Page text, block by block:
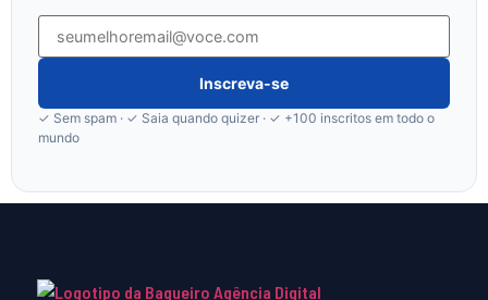
Inscreva-se
✓ Sem spam · ✓ Saia quando quizer · ✓ +100 inscritos em todo o
mundo